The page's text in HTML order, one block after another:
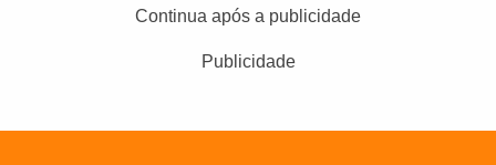
Continua após a publicidade
Publicidade